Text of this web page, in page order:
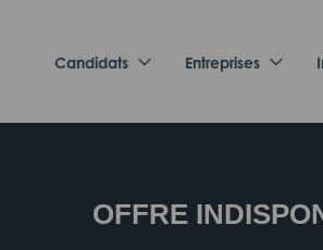
Candidats Entreprises
OFFRE